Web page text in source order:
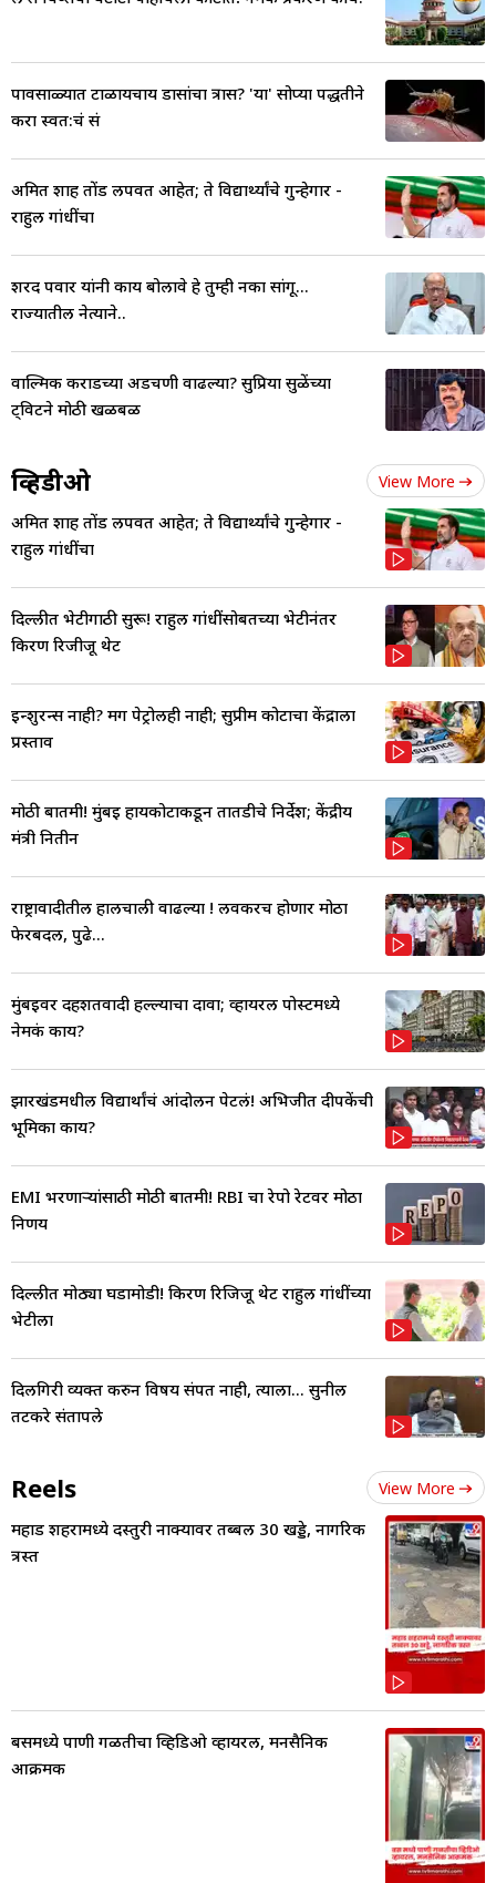
पावसाळ्यात टाळायचाय डासांचा त्रास? 'या' सोप्या पद्धतीने
करा स्वत:चं सं
अमित शाह तोंड लपवत आहेत; ते विद्यार्थ्यांचे गुन्हेगार -
राहुल गांधींचा
शरद पवार यांनी काय बोलावे हे तुम्ही नका सांगू...
राज्यातील नेत्याने..
वाल्मिक कराडच्या अडचणी वाढल्या? सुप्रिया सुळेंच्या
ट्विटने मोठी खळबळ
व्हिडीओ View More
अमित शाह तोंड लपवत आहेत; ते विद्यार्थ्यांचे गुन्हेगार -
राहुल गांधींचा
दिल्लीत भेटीगाठी सुरू! राहुल गांधींसोबतच्या भेटीनंतर
किरण रिजीजू थेट
इन्शुरन्स नाही? मग पेट्रोलही नाही; सुप्रीम कोर्टाचा केंद्राला
प्रस्ताव
मोठी बातमी! मुंबई हायकोर्टाकडून तातडीचे निर्देश; केंद्रीय
मंत्री नितीन
राष्ट्रावादीतील हालचाली वाढल्या ! लवकरच होणार मोठा
फेरबदल, पुढे...
मुंबईवर दहशतवादी हल्ल्याचा दावा; व्हायरल पोस्टमध्ये
नेमकं काय?
झारखंडमधील विद्यार्थांचं आंदोलन पेटलं! अभिजीत दीपकेंची
भूमिका काय?
EMI भरणाऱ्यांसाठी मोठी बातमी! RBI चा रेपो रेटवर मोठा
निर्णय
दिल्लीत मोठ्या घडामोडी! किरण रिजिजू थेट राहुल गांधींच्या
भेटीला
दिलगिरी व्यक्त करुन विषय संपत नाही, त्याला... सुनील
तटकरे संतापले
Reels View More
महाड शहरामध्ये दस्तुरी नाक्यावर तब्बल 30 खड्डे, नागरिक
त्रस्त
बसमध्ये पाणी गळतीचा व्हिडिओ व्हायरल, मनसैनिक
आक्रमक